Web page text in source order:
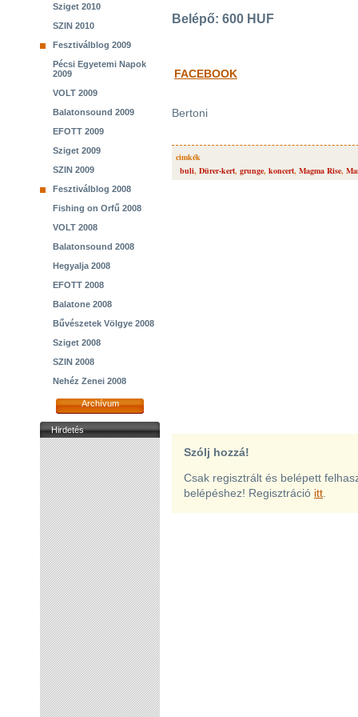
Sziget 2010
SZIN 2010
Fesztiválblog 2009
Pécsi Egyetemi Napok
2009
VOLT 2009
Balatonsound 2009
EFOTT 2009
Sziget 2009
SZIN 2009
Fesztiválblog 2008
Fishing on Orfű 2008
VOLT 2008
Balatonsound 2008
Hegyalja 2008
EFOTT 2008
Balatone 2008
Bűvészetek Völgye 2008
Sziget 2008
SZIN 2008
Nehéz Zenei 2008
Archívum
Hirdetés
Belépő: 600 HUF
FACEBOOK
Bertoni
cimkék
buli, Dürer-kert, grunge, koncert, Magma Rise,
Szólj hozzá!
Csak regisztrált és belépett
belépéshez! Regisztráció itt